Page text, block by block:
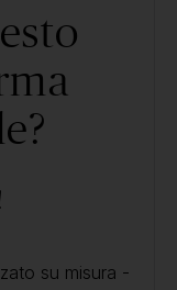
su misura -